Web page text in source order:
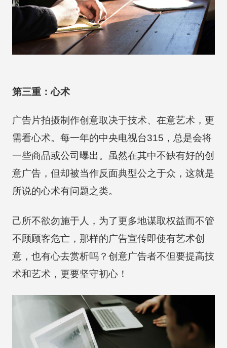
第三重：心术
广告片拍摄制作创意取决于技术、在意艺术，更
需看心术。每一年的中央电视台315，总是会将
一些商品或公司曝出。虽然在其中不缺有好的创
意广告，但却被当作反面典型公之于众，这就是
所说的心术有问题之类。
己所不欲勿施于人，为了更多地谋取权益而不管
不顾顾客危亡，那样的广告宣传即使有艺术创
意，也有心去赏析吗？创意广告者不但要提高技
术和艺术，更要坚守初心！